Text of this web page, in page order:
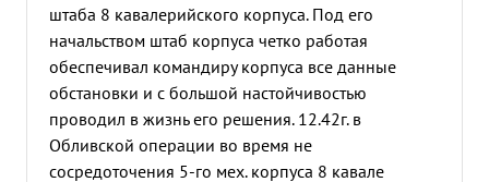
штаба 8 кавалерийского корпуса. Под его
начальством штаб корпуса четко работая
обеспечивал командиру корпуса все данные
обстановки и с большой настойчивостью
проводил в жизнь его решения. 12.42г. в
Обливской операции во время не
сосредоточения 5-го мех. корпуса 8 кавале